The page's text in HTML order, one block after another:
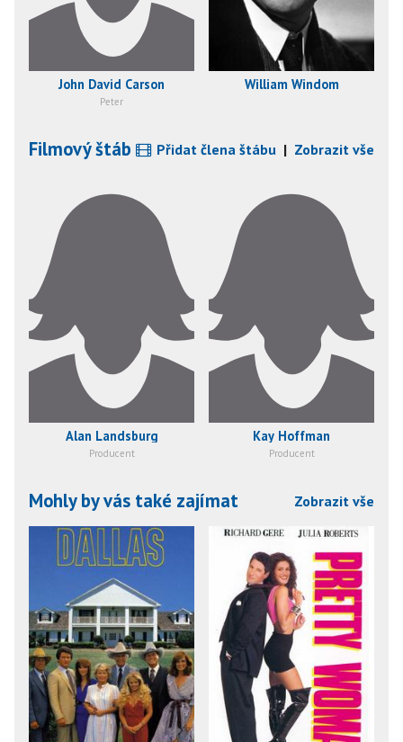
John David Carson
Peter
William Windom
Filmový štáb Přidat člena štábu | Zobrazit vše
Alan Landsburg
Producent
Kay Hoffman
Producent
Mohly by vás také zajímat Zobrazit vše